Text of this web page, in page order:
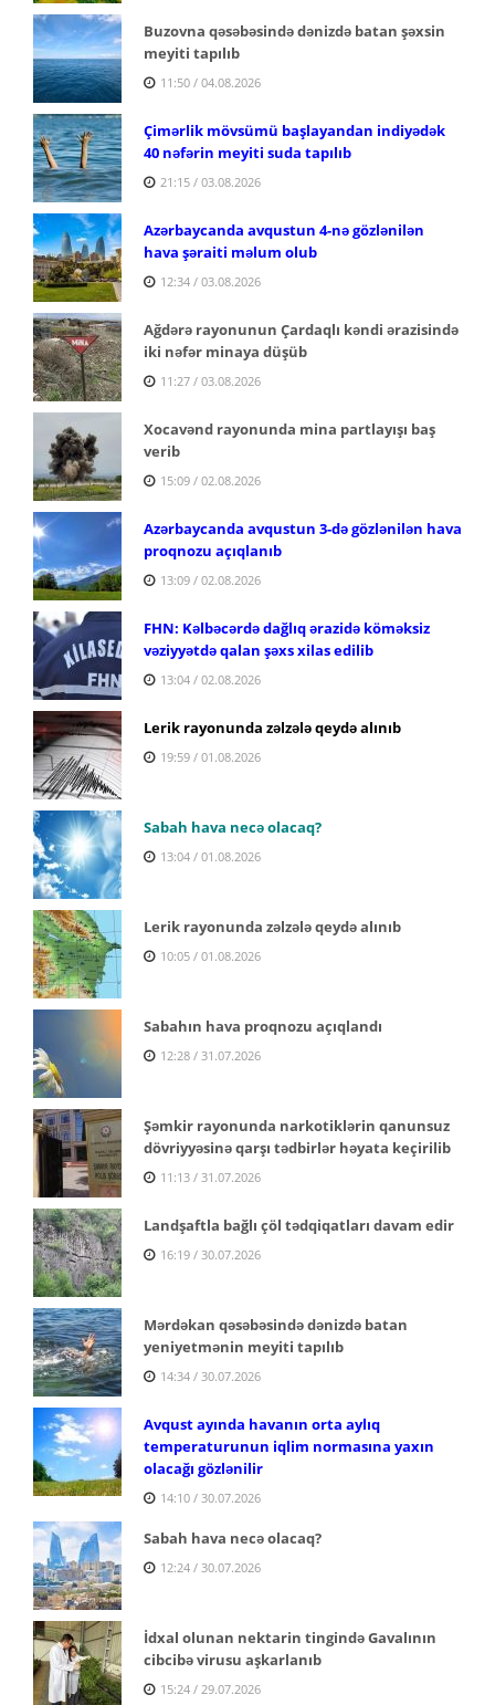
Buzovna qəsəbəsində dənizdə batan şəxsin
meyiti tapılıb
11:50 / 04.08.2026
Çimərlik mövsümü başlayandan indiyədək
40 nəfərin meyiti suda tapılıb
21:15 / 03.08.2026
Azərbaycanda avqustun 4-nə gözlənilən
hava şəraiti məlum olub
12:34 / 03.08.2026
Ağdərə rayonunun Çardaqlı kəndi ərazisində
iki nəfər minaya düşüb
11:27 / 03.08.2026
Xocavənd rayonunda mina partlayışı baş
verib
15:09 / 02.08.2026
Azərbaycanda avqustun 3-də gözlənilən hava
proqnozu açıqlanıb
13:09 / 02.08.2026
FHN: Kəlbəcərdə dağlıq ərazidə köməksiz
vəziyyətdə qalan şəxs xilas edilib
13:04 / 02.08.2026
Lerik rayonunda zəlzələ qeydə alınıb
19:59 / 01.08.2026
Sabah hava necə olacaq?
13:04 / 01.08.2026
Lerik rayonunda zəlzələ qeydə alınıb
10:05 / 01.08.2026
Sabahın hava proqnozu açıqlandı
12:28 / 31.07.2026
Şəmkir rayonunda narkotiklərin qanunsuz
dövriyyəsinə qarşı tədbirlər həyata keçirilib
11:13 / 31.07.2026
Landşaftla bağlı çöl tədqiqatları davam edir
16:19 / 30.07.2026
Mərdəkan qəsəbəsində dənizdə batan
yeniyetmənin meyiti tapılıb
14:34 / 30.07.2026
Avqust ayında havanın orta aylıq
temperaturunun iqlim normasına yaxın
olacağı gözlənilir
14:10 / 30.07.2026
Sabah hava necə olacaq?
12:24 / 30.07.2026
İdxal olunan nektarin tingində Gavalının
cibcibə virusu aşkarlanıb
15:24 / 29.07.2026